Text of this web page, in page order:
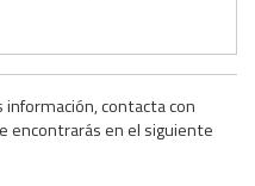
contacta con
encontrarás en el siguiente